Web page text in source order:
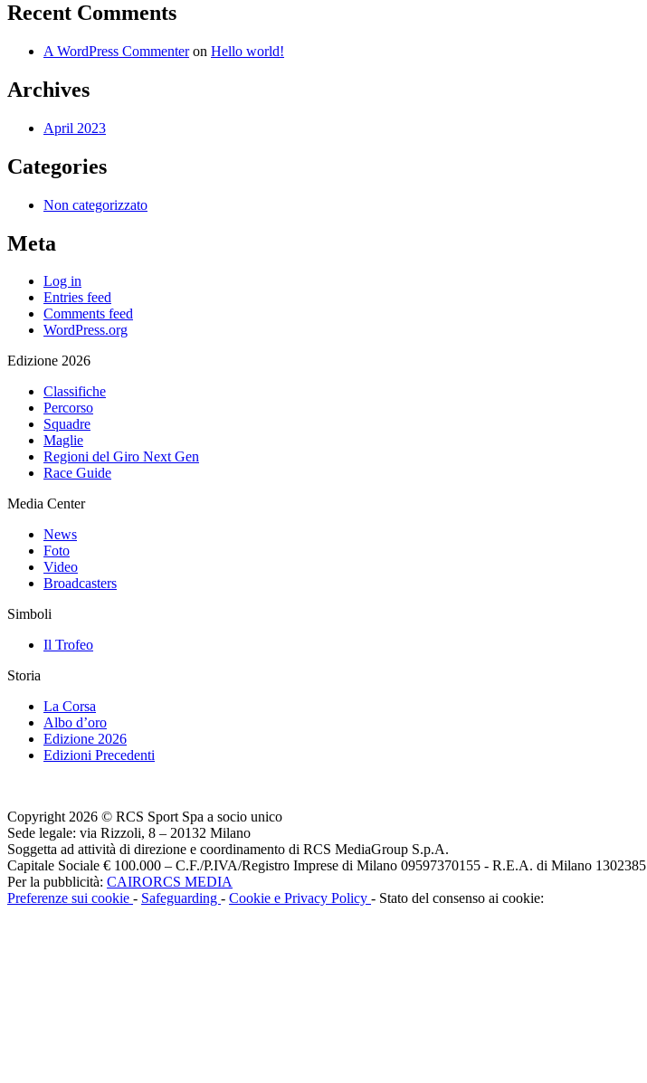
Recent Comments
A WordPress Commenteron Hello world!
Archives
April 2023
Categories
Non categorizzato
Meta
Log in
Entries feed
Comments feed
WordPress.org
Edizione 2026
Classifiche
Percorso
Squadre
Maglie
Regioni del Giro Next Gen
Race Guide
Media Center
News
Foto
Video
Broadcasters
Simboli
Il Trofeo
Storia
La Corsa
Albo d’oro
Edizione 2026
Edizioni Precedenti
Copyright 2026 © RCS Sport Spa a socio unico
Sede legale: via Rizzoli, 8 – 20132 Milano
Soggetta ad attività di direzione e coordinamento di RCS MediaGroup S.p.A.
Capitale Sociale € 100.000 – C.F./P.IVA/Registro Imprese di Milano 09597370155 - R.E.A. di Milano 1302385
Per la pubblicità: CAIRORCS MEDIA
Preferenze sui cookie - Safeguarding - Cookie e Privacy Policy - Stato del consenso ai cookie: